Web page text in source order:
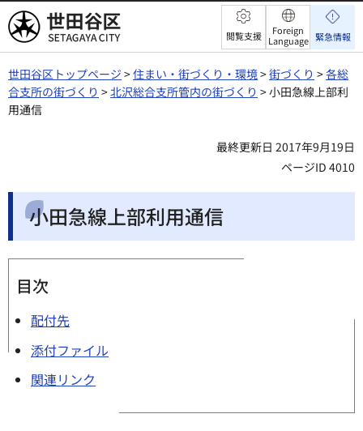
世田谷区 閲覧支援
Foreign
Language 緊急情報
世田谷区トップページ >住まい・街づくり・環境>街づくり >各総
合支所の街づくり >北沢総合支所管内の街づくり > 小田急線上部利
用通信
最終更新日 2017年9月19日
ページID 4010
小田急線上部利用通信
目次
配付先
添付ファイル
関連リンク